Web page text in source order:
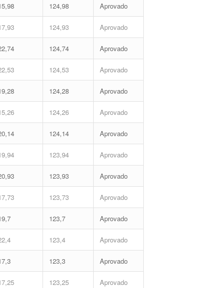
124,98 Aprovado
124,93 Aprovado
124,74 Aprovado
124,53 Aprovado
124,28 Aprovado
124,26 Aprovado
124,14 Aprovado
123,94 Aprovado
123,93 Aprovado
123,73 Aprovado
123,7 Aprovado
123,4 Aprovado
123,3 Aprovado
123,25 Aprovado